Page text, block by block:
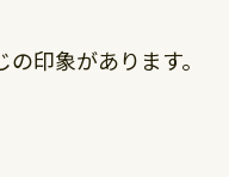
印象があります。